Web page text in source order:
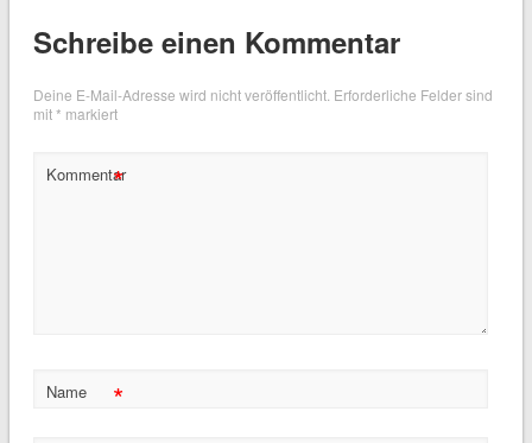
Schreibe einen Kommentar
Deine E-Mail-Adresse wird nicht veröffentlicht. Erforderliche Felder sind
mit* markiert
Kommentar
*
Name *